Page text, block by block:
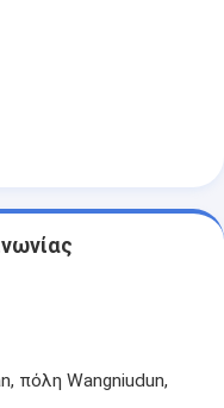
πόλη Wangniudun,